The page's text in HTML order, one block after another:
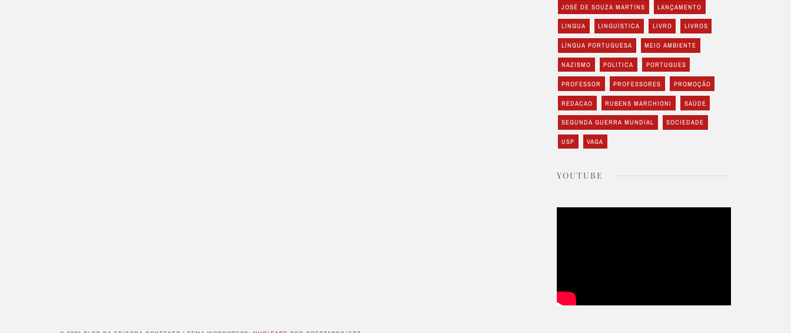
JOSÉ DE SOUZA MARTINS LANÇAMENTO
LINGUA LINGUÍSTICA LIVRO LIVROS
LÍNGUA PORTUGUESA MEIO AMBIENTE
NAZISMO POLITICA PORTUGUES
PROFESSOR PROFESSORES PROMOÇÃO
REDACAO RUBENS MARCHIONI SAÚDE
SEGUNDA GUERRA MUNDIAL SOCIEDADE
USP VAGA
YOUTUBE